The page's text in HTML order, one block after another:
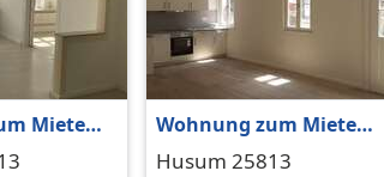
Mieten
€ 99
Wohnung zum Mieten
in Husum 620 € 62 m²
Husum 25813